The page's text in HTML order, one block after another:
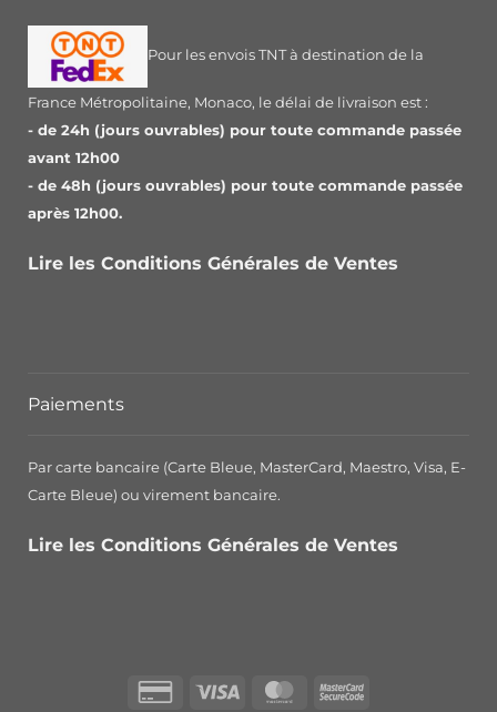
Pour les envois TNT à destination de la
France Métropolitaine, Monaco, le délai de livraison est :
- de 24h (jours ouvrables) pour toute commande passée
avant 12h00
- de 48h (jours ouvrables) pour toute commande passée
après 12h00.
Lire les Conditions Générales de Ventes
Paiements
Par carte bancaire (Carte Bleue, MasterCard, Maestro, Visa, E-
Carte Bleue) ou virement bancaire.
Lire les Conditions Générales de Ventes
Credit
Visa MasterCardMasterCard